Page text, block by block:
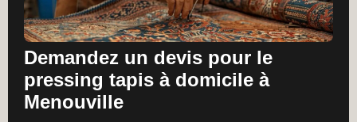
Demandez un devis pour le
pressing tapis à domicile à
Menouville